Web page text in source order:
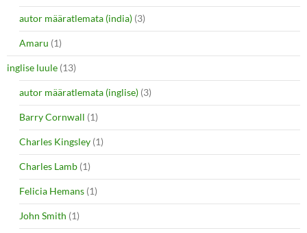
autor määratlemata (india) (3)
Amaru (1)
inglise luule (13)
autor määratlemata (inglise) (3)
Barry Cornwall (1)
Charles Kingsley (1)
Charles Lamb (1)
Felicia Hemans (1)
John Smith (1)